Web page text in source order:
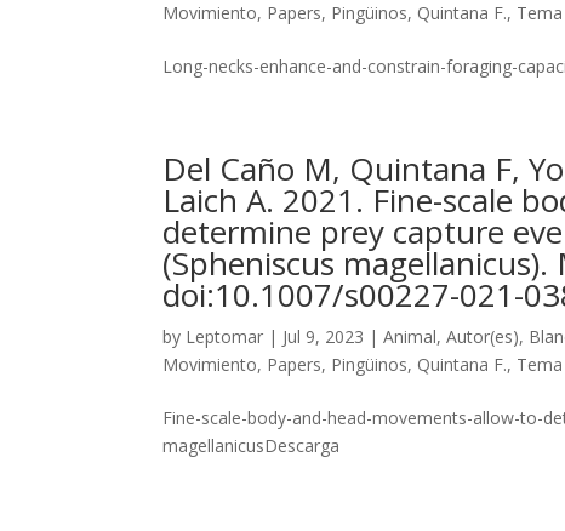
Movimiento, Papers, Pingüinos, Quintana F.,
Long-necks-enhance-and-constrain-foraging-
Del Caño M, Quintana F,
Laich A. 2021. Fine-scale
determine prey capture
(Spheniscus
doi:10.1007/s00227-021-
by Leptomar | Jul 9, 2023 |Animal,Autor(es),
Movimiento, Papers, Pingüinos, Quintana F.,
Fine-scale-body-and-head-movements-allow-to-
magellanicusDescarga